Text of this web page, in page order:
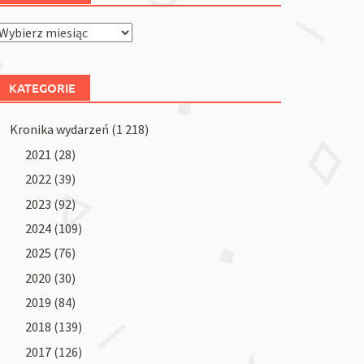
KATEGORIE
Kronika wydarzeń (1 218)
2021 (28)
2022 (39)
2023 (92)
2024 (109)
2025 (76)
2020 (30)
2019 (84)
2018 (139)
2017 (126)